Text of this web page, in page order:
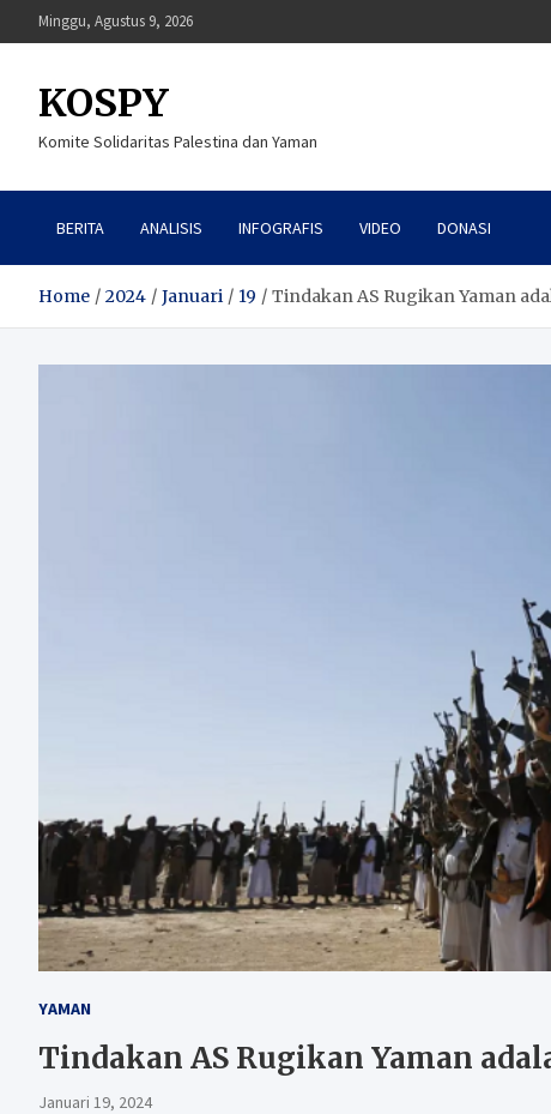
to
Minggu, Agustus 9, 2026
KOSPY
Komite Solidaritas Palestina dan Yaman
BERITA ANALISIS INFOGRAFIS VIDEO DONASI
Home 2024 Januari 19 Tindakan AS Rugikan Yaman
YAMAN
Tindakan AS Rugikan Yaman
Januari 19, 2024